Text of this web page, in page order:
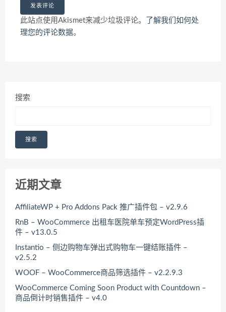
此站点使用Akismet来减少垃圾评论。
了解我们如何处
理您的评论数据。
搜索
搜索
近期文章
AffiliateWP + Pro Addons Pack 推广插件包 – v2.9.6
RnB – WooCommerce 出租车医院单车预定WordPress插
件 – v13.0.5
Instantio – 侧边购物车弹出式购物车一键结账插件 –
v2.5.2
WOOF – WooCommerce商品筛选插件 – v2.2.9.3
WooCommerce Coming Soon Product with Countdown –
商品倒计时销售插件 – v4.0